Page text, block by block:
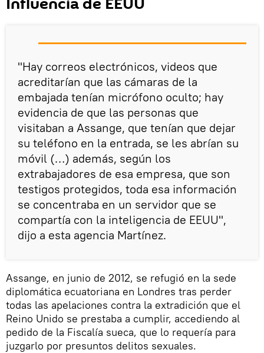
"Hay correos electrónicos, videos que
acreditarían que las cámaras de la
embajada tenían micrófono oculto; hay
evidencia de que las personas que
visitaban a Assange, que tenían que dejar
su teléfono en la entrada, se les abrían su
móvil (…) además, según los
extrabajadores de esa empresa, que son
testigos protegidos, toda esa información
se concentraba en un servidor que se
compartía con la inteligencia de EEUU",
dijo a esta agencia Martínez.
Assange, en junio de 2012, se refugió en la sede
diplomática ecuatoriana en Londres tras perder
todas las apelaciones contra la extradición que el
Reino Unido se prestaba a cumplir, accediendo al
pedido de la Fiscalía sueca, que lo requería para
juzgarlo por presuntos delitos sexuales.